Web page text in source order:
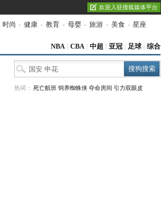
欢迎入驻搜狐媒体平台
时尚 - 健康 - 教育 - 母婴 - 旅游 - 美食 - 星座
NBA CBA 中超 亚冠 足球 综合
热词： 死亡航班 饲养蜘蛛侠 夺命房间 引力双眼皮